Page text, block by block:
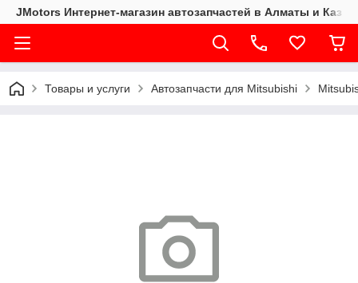
JMotors Интернет-магазин автозапчастей в Алматы и
Товары и услуги Автозапчасти для Mitsubishi